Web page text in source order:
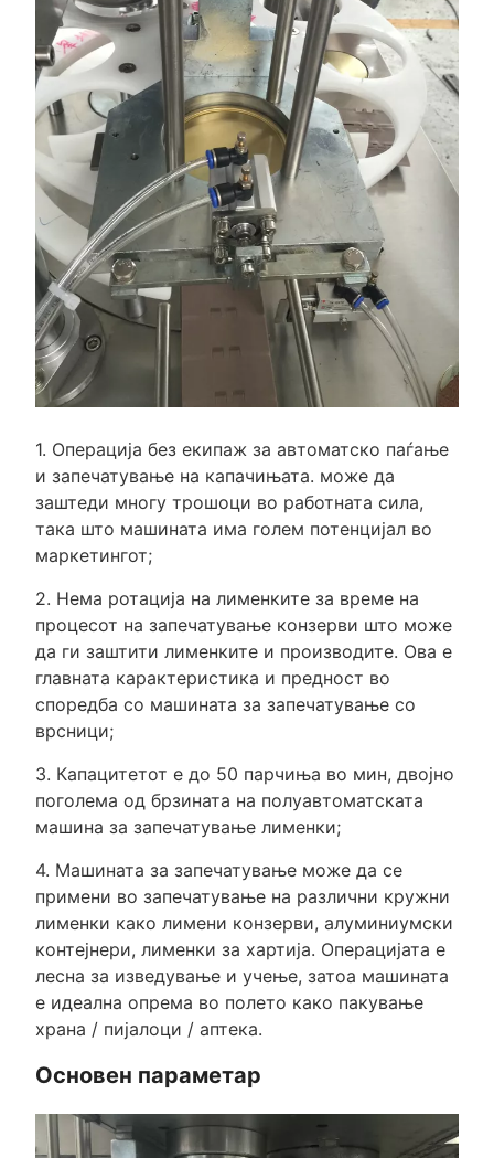
1. Операција без екипаж за автоматско паѓање
и запечатување на капачињата. може да
заштеди многу трошоци во работната сила,
така што машината има голем потенцијал во
маркетингот;
2. Нема ротација на лименките за време на
процесот на запечатување конзерви што може
да ги заштити лименките и производите. Ова е
главната карактеристика и предност во
споредба со машината за запечатување со
врсници;
3. Капацитетот е до 50 парчиња во мин, двојно
поголема од брзината на полуавтоматската
машина за запечатување лименки;
4. Машината за запечатување може да се
примени во запечатување на различни кружни
лименки како лимени конзерви, алуминиумски
контејнери, лименки за хартија. Операцијата е
лесна за изведување и учење, затоа машината
е идеална опрема во полето како пакување
храна / пијалоци / аптека.
Основен параметар